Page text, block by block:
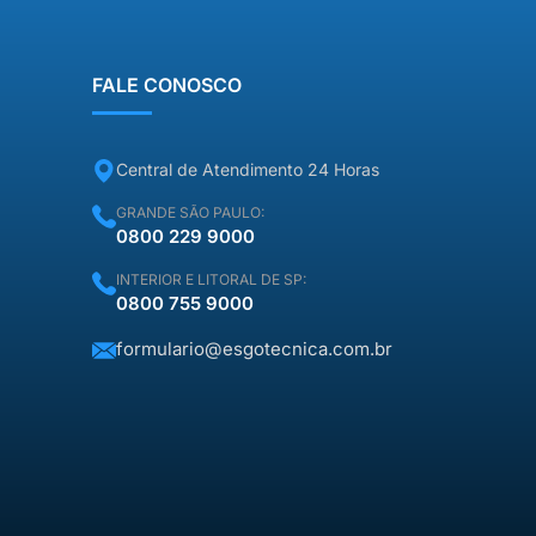
FALE CONOSCO
Central de Atendimento 24 Horas
GRANDE SÃO PAULO:
0800 229 9000
INTERIOR E LITORAL DE SP:
0800 755 9000
formulario@esgotecnica.com.br